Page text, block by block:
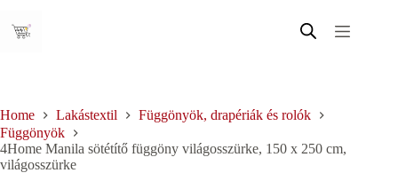
content
Home Lakástextil
Függönyök, drapériák és rolók
Függönyök
4Home Manila sötétítő függöny világosszürke, 150 x 250 cm,
világosszürke